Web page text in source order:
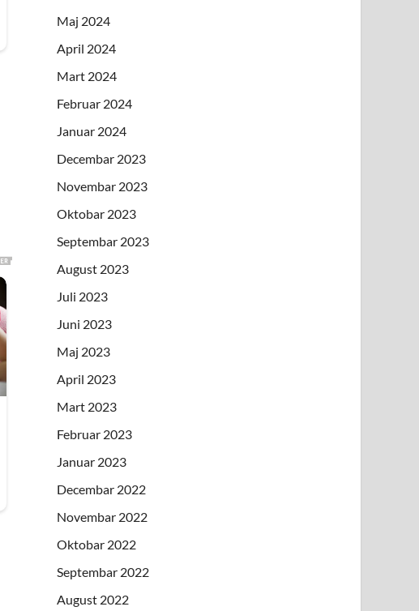
Maj 2024
April 2024
Mart 2024
Februar 2024
Januar 2024
Decembar 2023
Novembar 2023
Oktobar 2023
Septembar 2023
August 2023
Juli 2023
Juni 2023
Maj 2023
April 2023
Mart 2023
Februar 2023
Januar 2023
Decembar 2022
Novembar 2022
Oktobar 2022
Septembar 2022
August 2022